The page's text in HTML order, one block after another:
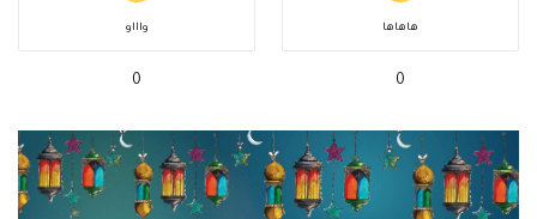
هاهاها
0
واااو
0